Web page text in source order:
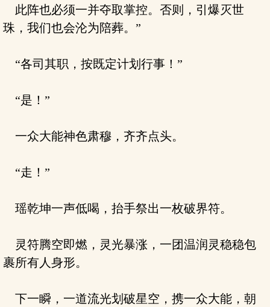
此阵也必须一并夺取掌控。否则，引爆灭世
珠，我们也会沦为陪葬。”
“各司其职，按既定计划行事！”
“是！”
一众大能神色肃穆，齐齐点头。
“走！”
瑶乾坤一声低喝，抬手祭出一枚破界符。
灵符腾空即燃，灵光暴涨，一团温润灵稳稳包
裹所有人身形。
下一瞬，一道流光划破星空，携一众大能，朝